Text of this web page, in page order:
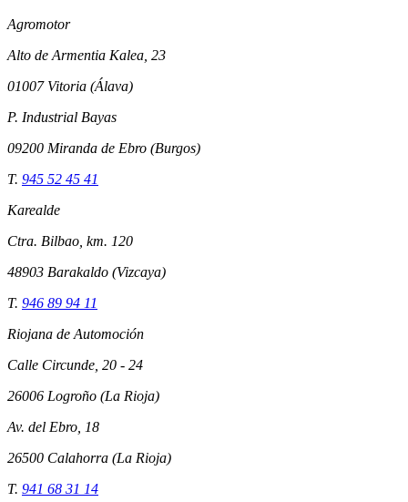
Agromotor
Alto de Armentia Kalea, 23
01007 Vitoria (Álava)
P. Industrial Bayas
09200 Miranda de Ebro (Burgos)
T. 945 52 45 41
Karealde
Ctra. Bilbao, km. 120
48903 Barakaldo (Vizcaya)
T. 946 89 94 11
Riojana de Automoción
Calle Circunde, 20 - 24
26006 Logroño (La Rioja)
Av. del Ebro, 18
26500 Calahorra (La Rioja)
T. 941 68 31 14